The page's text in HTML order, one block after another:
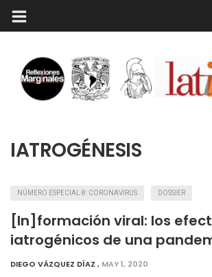
IATROGÉNESIS
NÚMERO ESPECIAL 8: CORONAVIRUS DOSSIER
[In]formación viral: los
iatrogénicos de una
DIEGO VÁZQUEZ DÍAZ , MAY 1, 2020